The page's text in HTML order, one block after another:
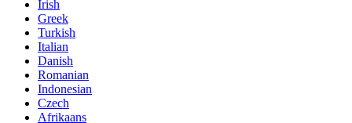
Irish
Greek
Turkish
Italian
Danish
Romanian
Indonesian
Czech
Afrikaans